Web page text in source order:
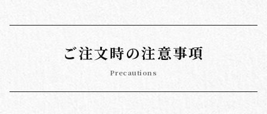
ご注文時の注意事項
Precautions